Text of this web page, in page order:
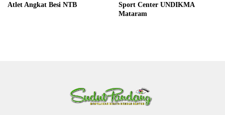
Atlet Angkat Besi NTB
Sport Center UNDIKMA
Mataram